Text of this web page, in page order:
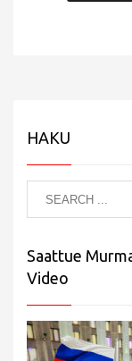
HAKU
Saattue
Video